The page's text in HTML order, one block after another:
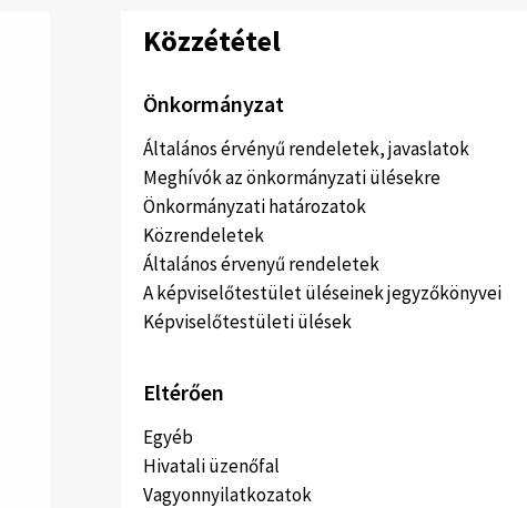
Közzététel
Önkormányzat
Általános érvényű rendeletek, javaslatok
Meghívók az önkormányzati ülésekre
Önkormányzati határozatok
Közrendeletek
Általános érvenyű rendeletek
A képviselőtestület üléseinek jegyzőkönyvei
Képviselőtestületi ülések
Eltérően
Egyéb
Hivatali üzenőfal
Vagyonnyilatkozatok